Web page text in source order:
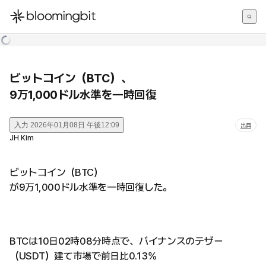
한국어
ビットコイン（BTC）、
9万1,000ドル水準を一時回復
入力 2026年01月08日 午後12:09 出典
JH Kim
ビットコイン（BTC）
が9万1,000ドル水準を一時回復した。
BTCは10日02時08分時点で、バイナンスのテザー
（USDT）建て市場で前日比0.13%